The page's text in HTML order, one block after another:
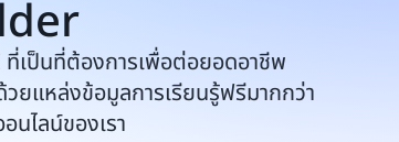
เป็นที่ต้องการเพื่อต่อยอดอาชีพ
ยแหล่งข้อมูลการเรียนรู้ฟรีมากกว่า
นไลน์ของเรา